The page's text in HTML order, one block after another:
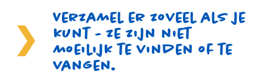
Verzamel er zoveel als je
kunt - ze zijn niet
moeilijk te vinden of te
vangen.